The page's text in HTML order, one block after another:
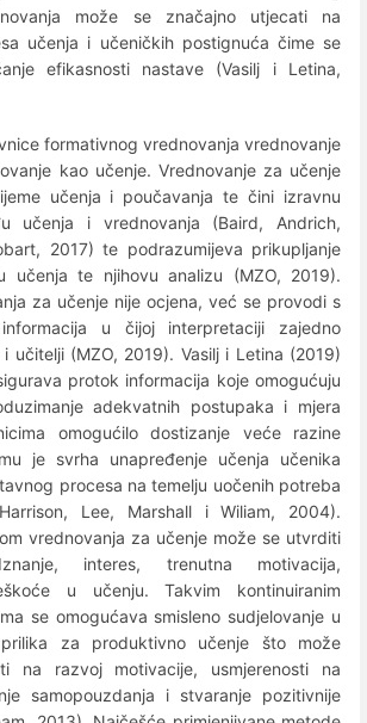
može se značajno utjecati na
učenja i učeničkih postignuća čime se
efikasnosti nastave (Vasilj i Letina,
formativnog vrednovanja vrednovanje
kao učenje. Vrednovanje za učenje
učenja i poučavanja te čini izravnu
učenja i vrednovanja (Baird, Andrich,
2017) te podrazumijeva prikupljanje
učenja te njihovu analizu (MZO, 2019).
za učenje nije ocjena, već se provodi s
u čijoj interpretaciji zajedno
učitelji (MZO, 2019). Vasilj i Letina (2019)
protok informacija koje omogućuju
adekvatnih postupaka i mjera
omogućilo dostizanje veće razine
je svrha unapređenje učenja učenika
procesa na temelju uočenih potreba
Lee, Marshall i Wiliam, 2004).
vrednovanja za učenje može se utvrditi
interes, trenutna motivacija,
u učenju. Takvim kontinuiranim
se omogućava smisleno sudjelovanje u
za produktivno učenje što može
na razvoj motivacije, usmjerenosti na
samopouzdanja i stvaranje pozitivnije